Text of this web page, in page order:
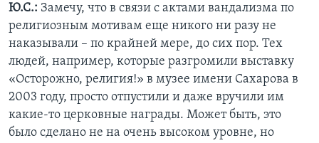
Ю.С.: Замечу, что в связи с актами вандализма по
религиозным мотивам еще никого ни разу не
наказывали – по крайней мере, до сих пор. Тех
людей, например, которые разгромили выставку
«Осторожно, религия!» в музее имени Сахарова в
2003 году, просто отпустили и даже вручили им
какие-то церковные награды. Может быть, это
было сделано не на очень высоком уровне, но